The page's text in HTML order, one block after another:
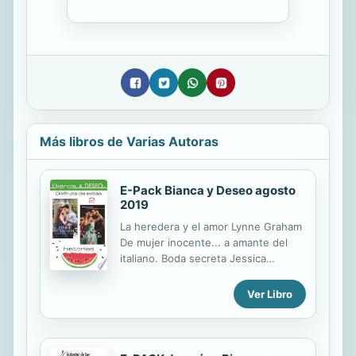
Más libros de Varias Autoras
E-Pack Bianca y Deseo agosto
2019
La heredera y el amor Lynne Graham
De mujer inocente... a amante del
italiano. Boda secreta Jessica
matrimonio de conveniencia en uno
Ver Libro